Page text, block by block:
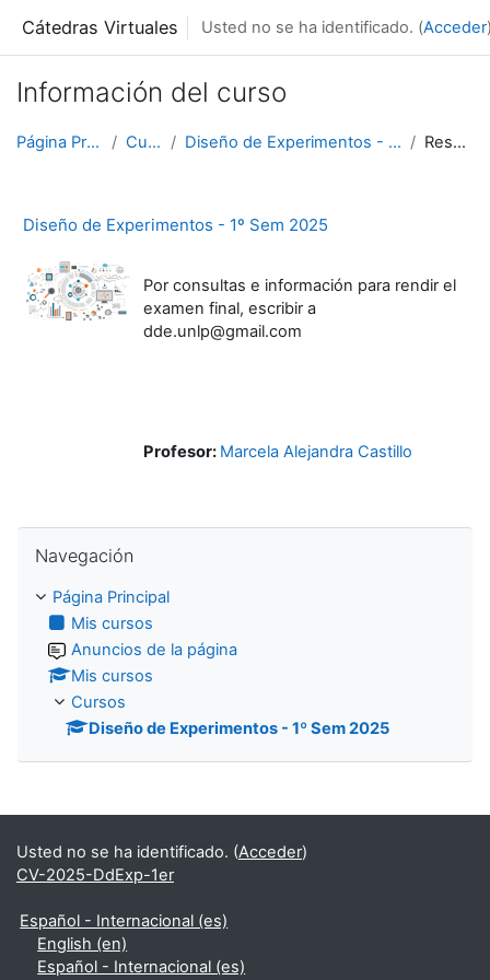
Cátedras Virtuales Usted no se ha identificado. (Acceder
Información del curso
Página Principal Cursos Diseño de Experimentos - 1º Sem 2025 Resumen
Diseño de Experimentos - 1º Sem 2025
Por consultas e información para rendir el
examen final, escribir a
dde.unlp@gmail.com
Profesor: Marcela Alejandra Castillo
Navegación
Página Principal
Mis cursos
Anuncios de la página
Mis cursos
Cursos
Diseño de Experimentos - 1º Sem 2025
Usted no se ha identificado. (Acceder)
CV-2025-DdExp-1er
Español - Internacional ‎(es)‎
English ‎(en)‎
Español - Internacional ‎(es)‎